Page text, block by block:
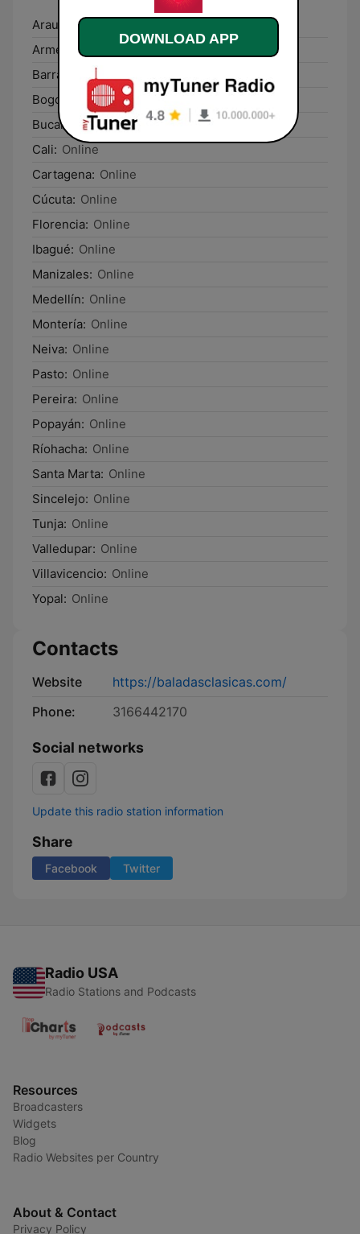
Arauca:
Online
Armenia:
Barranquilla:
Bogotá:
Online
Bucaramanga: Online
Cali: Online
Cartagena: Online
Cúcuta: Online
Florencia: Online
Ibagué: Online
Manizales: Online
Medellín: Online
Montería: Online
Neiva: Online
Pasto: Online
Pereira: Online
Popayán: Online
Ríohacha: Online
Santa Marta: Online
Sincelejo: Online
Tunja: Online
Valledupar: Online
Villavicencio: Online
Yopal: Online
Contacts
Website
https://baladasclasicas.com/
Phone:
3166442170
Social networks
Update this radio station information
Share
Facebook Twitter
Radio USA
Radio Stations and Podcasts
Resources
Broadcasters
Widgets
Blog
Radio Websites per Country
About & Contact
Privacy Policy
DOWNLOAD APP